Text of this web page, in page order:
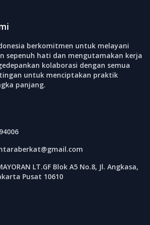
berkomitmen untuk melayani
sepenuh hati dan mengutamakan kerja
kolaborasi dengan semua
untuk menciptakan praktik
panjang.
LT.GF Blok A5 No.8, Jl. Angkasa,
Pusat 10610